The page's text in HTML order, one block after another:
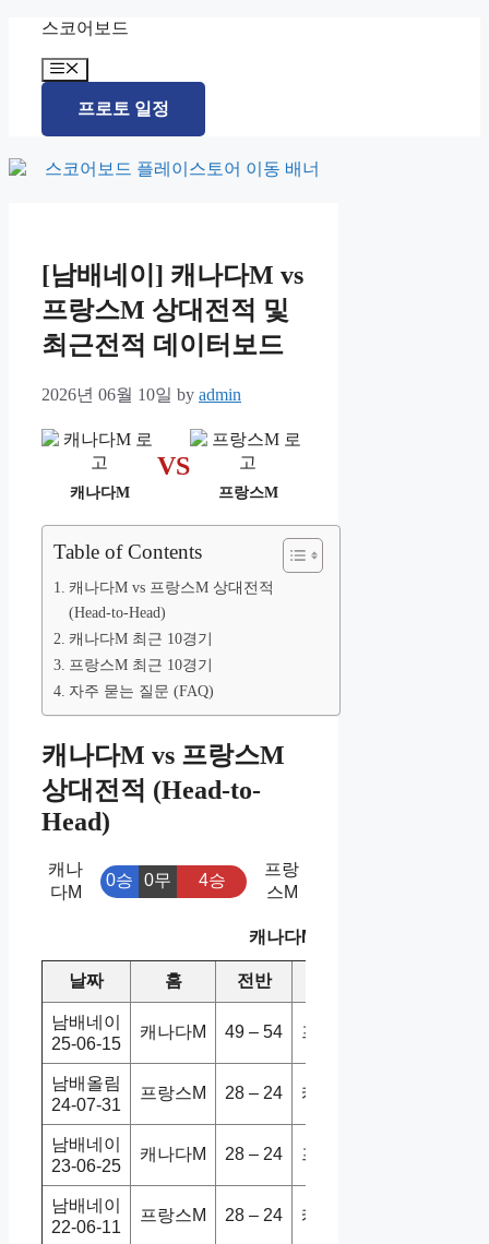
content
스코어보드
Menu
프로토 일정
[남배네이] 캐나다M vs
프랑스M 상대전적 및
최근전적 데이터보드
2026년 06월 10일 by admin
캐나다M
VS
프랑스M
Table of Contents
캐나다M vs 프랑스M 상대전적
(Head-to-Head)
캐나다M 최근 10경기
프랑스M 최근 10경기
자주 묻는 질문 (FAQ)
캐나다M vs 프랑스M
상대전적 (Head-to-
Head)
캐나
다M
0승 0무 4승
프랑
스M
캐나다M vs 프랑스M 상대전적
날짜 홈 전반
남배네이
25-06-15
캐나다M 49 – 54 프랑스M
남배올림
24-07-31
프랑스M 28 – 24 캐나다M
남배네이
23-06-25
캐나다M 28 – 24 프랑스M
남배네이
22-06-11
프랑스M 28 – 24 캐나다M